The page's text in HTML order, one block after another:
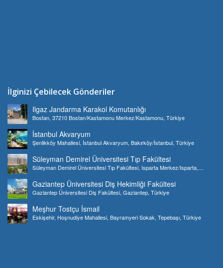
İlginizi Çebilecek Gönderiler
Ilgaz Jandarma Karakol Komutanlığı
Bostan, 37210 Bostan/Kastamonu Merkez/Kastamonu, Türkiye
İstanbul Akvaryum
Şenlikköy Mahallesi, İstanbul Akvaryum, Bakırköy/İstanbul, Türkiye
Süleyman Demirel Üniversitesi Tıp Fakültesi
Süleyman Demirel Üniversitesi Tıp Fakültesi, Isparta Merkez/Isparta,
Gaziantep Üniversitesi Diş Hekimliği Fakültesi
Gaziantep Üniversitesi Diş Fakültesi, Gaziantep, Türkiye
Meşhur Tostçu İsmail
Eskişehir, Hoşnudiye Mahallesi, Bayramyeri Sokak, Tepebaşı, Türkiye